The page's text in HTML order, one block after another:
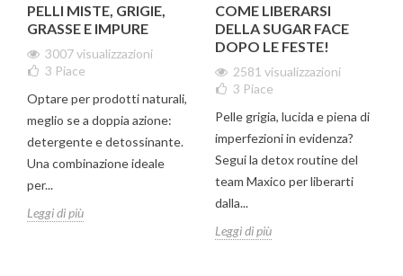
PELLI MISTE, GRIGIE,
GRASSE E IMPURE
3007 visualizzazioni
3 Piace
Optare per prodotti naturali,
meglio se a doppia azione:
detergente e detossinante.
Una combinazione ideale
per...
Leggi di più
COME LIBERARSI
DELLA SUGAR FACE
DOPO LE FESTE!
2581 visualizzazioni
3 Piace
Pelle grigia, lucida e piena di
imperfezioni in evidenza?
Segui la detox routine del
team Maxico per liberarti
dalla...
Leggi di più